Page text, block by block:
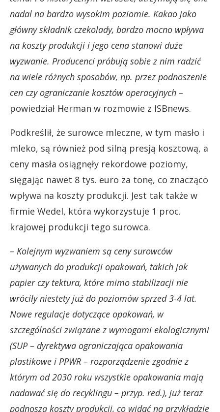
nadal na bardzo wysokim poziomie. Kakao jako
główny składnik czekolady, bardzo mocno wpływa
na koszty produkcji i jego cena stanowi duże
wyzwanie. Producenci próbują sobie z nim radzić
na wiele różnych sposobów, np. przez podnoszenie
cen czy ograniczanie kosztów operacyjnych –
powiedział Herman w rozmowie z ISBnews.
Podkreślił, że surowce mleczne, w tym masło i
mleko, są również pod silną presją kosztową, a
ceny masła osiągnęły rekordowe poziomy,
sięgając nawet 8 tys. euro za tonę, co znacząco
wpływa na koszty produkcji. Jest tak także w
firmie Wedel, która wykorzystuje 1 proc.
krajowej produkcji tego surowca.
– Kolejnym wyzwaniem są ceny surowców
używanych do produkcji opakowań, takich jak
papier czy tektura, które mimo stabilizacji nie
wróciły niestety już do poziomów sprzed 3-4 lat.
Nowe regulacje dotyczące opakowań, w
szczególności związane z wymogami ekologicznymi
(SUP – dyrektywa ograniczająca opakowania
plastikowe i PPWR – rozporządzenie zgodnie z
którym od 2030 roku wszystkie opakowania mają
nadawać się do recyklingu – przyp. red.), już teraz
podnoszą koszty produkcji, co widać na przykładzie